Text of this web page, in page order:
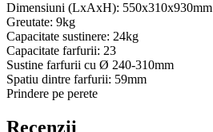
Dimensiuni (LxAxH): 550x310x930mm
Greutate: 9kg
Capacitate sustinere: 24kg
Capacitate farfurii: 23
Sustine farfurii cu Ø 240-310mm
Spatiu dintre farfurii: 59mm
Prindere pe perete
Recenzii